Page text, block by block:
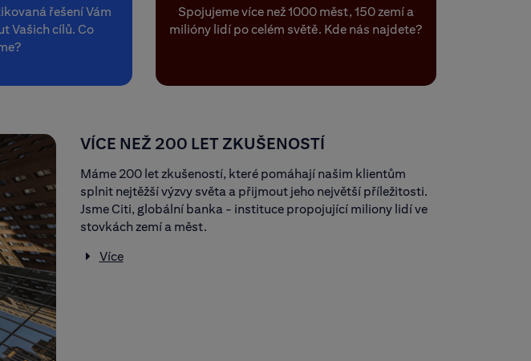
řešení Vám
Vašich cílů. Co
Spojujeme více než 1000 měst, 150 zemí a
milióny lidí po celém světě. Kde nás najdete?
VÍCE NEŽ 200 LET ZKUŠENOSTÍ
Máme 200 let zkušeností, které pomáhají našim klientům
splnit nejtěžší výzvy světa a přijmout jeho největší příležitosti.
Jsme Citi, globální banka - instituce propojující miliony lidí ve
stovkách zemí a měst.
Více